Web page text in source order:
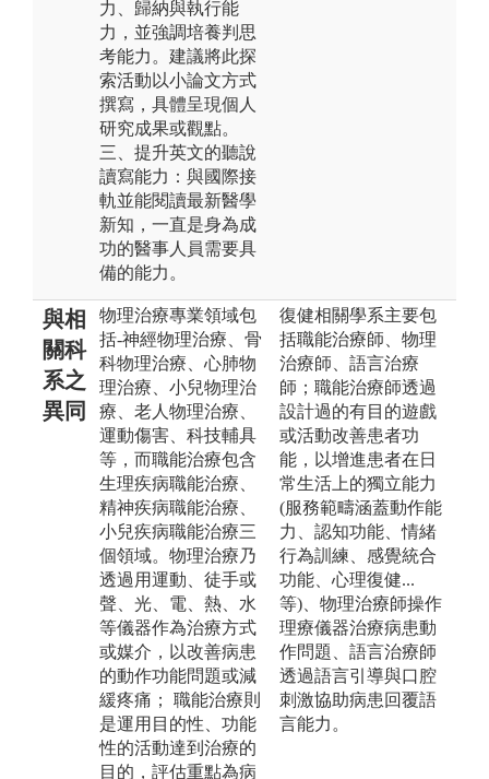
力、歸納與執行能
力，並強調培養判思
考能力。建議將此探
索活動以小論文方式
撰寫，具體呈現個人
研究成果或觀點。
三、提升英文的聽說
讀寫能力：與國際接
軌並能閱讀最新醫學
新知，一直是身為成
功的醫事人員需要具
備的能力。
與相
關科
系之
異同
物理治療專業領域包
括-神經物理治療、骨
科物理治療、心肺物
理治療、小兒物理治
療、老人物理治療、
運動傷害、科技輔具
等，而職能治療包含
生理疾病職能治療、
精神疾病職能治療、
小兒疾病職能治療三
個領域。物理治療乃
透過用運動、徒手或
聲、光、電、熱、水
等儀器作為治療方式
或媒介，以改善病患
的動作功能問題或減
緩疼痛； 職能治療則
是運用目的性、功能
性的活動達到治療的
目的，評估重點為病
復健相關學系主要包
括職能治療師、物理
治療師、語言治療
師；職能治療師透過
設計過的有目的遊戲
或活動改善患者功
能，以增進患者在日
常生活上的獨立能力
(服務範疇涵蓋動作能
力、認知功能、情緒
行為訓練、感覺統合
功能、心理復健...
等)、物理治療師操作
理療儀器治療病患動
作問題、語言治療師
透過語言引導與口腔
刺激協助病患回覆語
言能力。